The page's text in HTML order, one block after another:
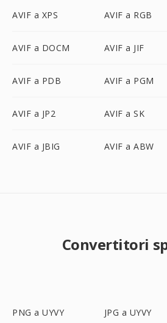
AVIF a XPS AVIF a RGB
AVIF a DOCM AVIF a JIF
AVIF a PDB AVIF a PGM
AVIF a JP2 AVIF a SK
AVIF a JBIG AVIF a ABW
Convertitori
PNG a UYVY JPG a UYVY